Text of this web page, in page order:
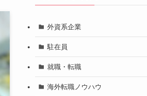
外資系企業
駐在員
就職・転職
海外転職ノウハウ